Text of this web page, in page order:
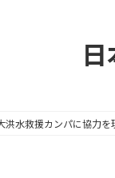
洪水救援カンパに協力